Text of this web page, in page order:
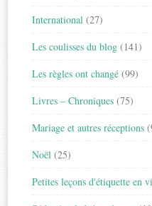
International (27)
Les coulisses du blog (141)
Les règles ont changé (99)
Livres – Chroniques (75)
Mariage et autres réceptions
Noël (25)
Petites leçons d'étiquette en